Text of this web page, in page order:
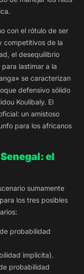
con el rótulo de ser
competitivos de la
el desequilibrio
lastimar a la
se caracterizan
defensivo sólido
Koulibaly. El
un amistoso
para los africanos
el
sumamente
los tres posibles
probabilidad
implícita).
probabilidad